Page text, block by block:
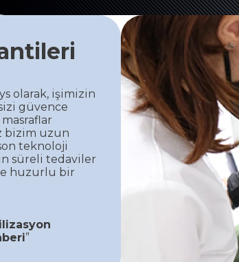
olarak, işimizin
güvence
bizim uzun
teknoloji
süreli tedaviler
huzurlu bir
”